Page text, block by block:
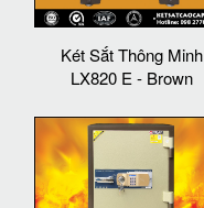
Két Sắt Thông Minh
LX820 E - Brown